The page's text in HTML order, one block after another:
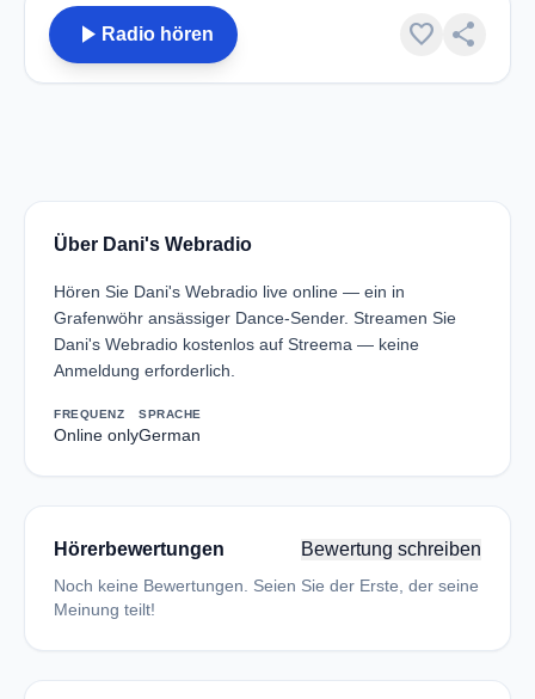
play_arrow Radio hören favorite share
Über Dani's Webradio
Hören Sie Dani's Webradio live online — ein in
Grafenwöhr ansässiger Dance-Sender. Streamen Sie
Dani's Webradio kostenlos auf Streema — keine
Anmeldung erforderlich.
FREQUENZ
Online only
SPRACHE
German
Hörerbewertungen Bewertung schreiben
Noch keine Bewertungen. Seien Sie der Erste, der seine
Meinung teilt!